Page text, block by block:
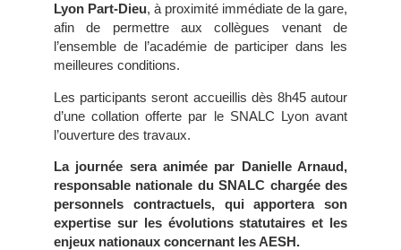
Lyon Part-Dieu, à proximité immédiate de la gare,
afin de permettre aux collègues venant de
l’ensemble de l’académie de participer dans les
meilleures conditions.
Les participants seront accueillis dès 8h45 autour
d’une collation offerte par le SNALC Lyon avant
l’ouverture des travaux.
La journée sera animée par Danielle Arnaud,
responsable nationale du SNALC chargée des
personnels contractuels, qui apportera son
expertise sur les évolutions statutaires et les
enjeux nationaux concernant les AESH.